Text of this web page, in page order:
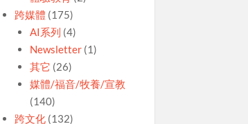
跨媒體 (175)
AI系列 (4)
Newsletter (1)
其它 (26)
媒體/福音/牧養/宣教
(140)
跨文化 (132)